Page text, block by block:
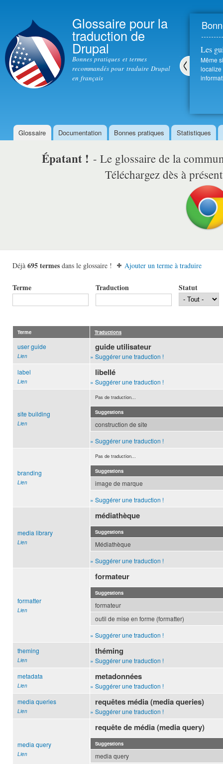
Glossaire pour la
traduction de
Drupal
Bonnes pratiques et termes
recommandés pour traduire Drupal
en français
Les
Même
localize
Menu principal
Glossaire Documentation Bonnes pratiques Statistiques
Épatant ! - Le glossaire de la
Téléchargez dès à
Déjà 695 termes dans le glossaire ! Ajouter un terme à traduire
Terme Traduction Statut
Terme Traductions
user guide
Lien
guide utilisateur
» Suggérer une traduction !
label
Lien
libellé
» Suggérer une traduction !
site building
Lien
Pas de traduction...
Suggestions
construction de site
» Suggérer une traduction !
branding
Lien
Pas de traduction...
Suggestions
image de marque
» Suggérer une traduction !
media library
Lien
médiathèque
Suggestions
Médiathèque
» Suggérer une traduction !
formatter
Lien
formateur
Suggestions
formateur
outil de mise en forme (formatter)
» Suggérer une traduction !
theming
Lien
théming
» Suggérer une traduction !
metadata
Lien
metadonnées
» Suggérer une traduction !
media queries
Lien
requêtes média (media queries)
» Suggérer une traduction !
media query
Lien
requête de média (media query)
Suggestions
media query